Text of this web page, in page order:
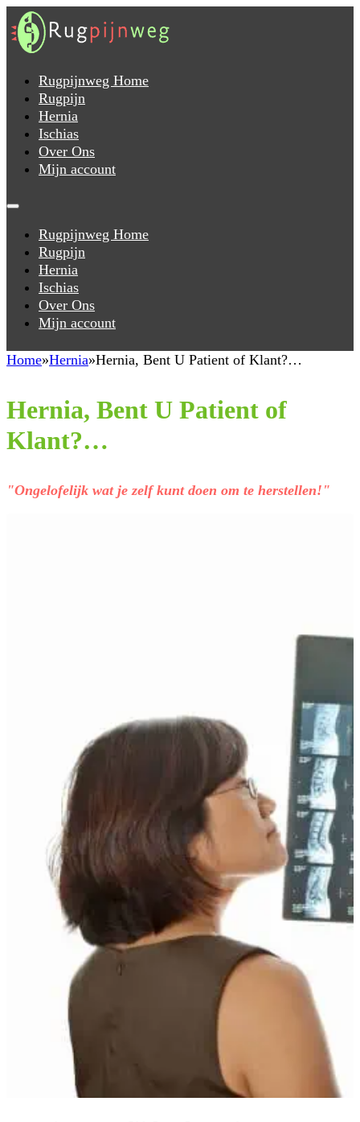
Rugpijnweg Home
Rugpijn
Hernia
Ischias
Over Ons
Mijn account
Rugpijnweg Home
Rugpijn
Hernia
Ischias
Over Ons
Mijn account
Home Hernia Hernia, Bent U Patient of Klant?…
Hernia, Bent U Patient of
Klant?…
"Ongelofelijk wat je zelf kunt doen om te herstellen!"